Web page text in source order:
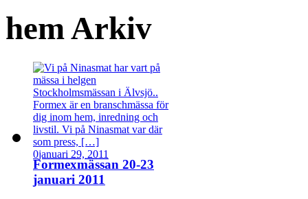
hem Arkiv
0januari 29, 2011
Formexmässan 20-23
januari 2011